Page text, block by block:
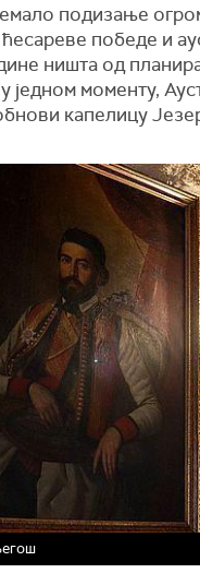
подизање
победе и
ништа од
једном моменту,
капелицу